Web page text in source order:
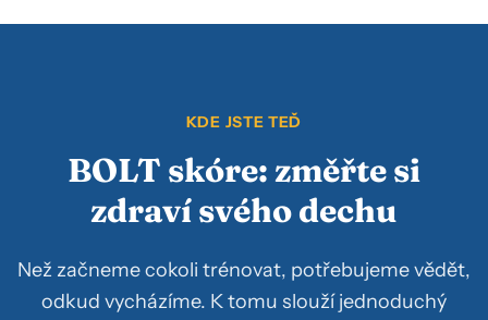
KDE JSTE TEĎ
BOLT skóre: změřte si
zdraví svého dechu
Než začneme cokoli trénovat, potřebujeme vědět,
odkud vycházíme. K tomu slouží jednoduchý